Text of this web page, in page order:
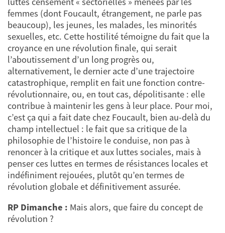
femmes (dont Foucault, étrangement, ne parle pas
beaucoup), les jeunes, les malades, les minorités
sexuelles, etc. Cette hostilité témoigne du fait que la
croyance en une révolution finale, qui serait
l’aboutissement d’un long progrès ou,
alternativement, le dernier acte d’une trajectoire
catastrophique, remplit en fait une fonction contre-
révolutionnaire, ou, en tout cas, dépolitisante : elle
contribue à maintenir les gens à leur place. Pour moi,
c’est ça qui a fait date chez Foucault, bien au-delà du
champ intellectuel : le fait que sa critique de la
philosophie de l’histoire le conduise, non pas à
renoncer à la critique et aux luttes sociales, mais à
penser ces luttes en termes de résistances locales et
indéfiniment rejouées, plutôt qu’en termes de
révolution globale et définitivement assurée.
RP Dimanche : Mais alors, que faire du concept de
révolution ?